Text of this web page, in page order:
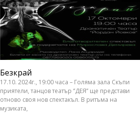
Безкрай
17.10. 2024г., 19:00 часа – Голяма зала Скъпи
приятели, танцов театър ‘’ДЕЯ’’ ще представи
отново своя нов спектакъл. В ритъма на
музиката,